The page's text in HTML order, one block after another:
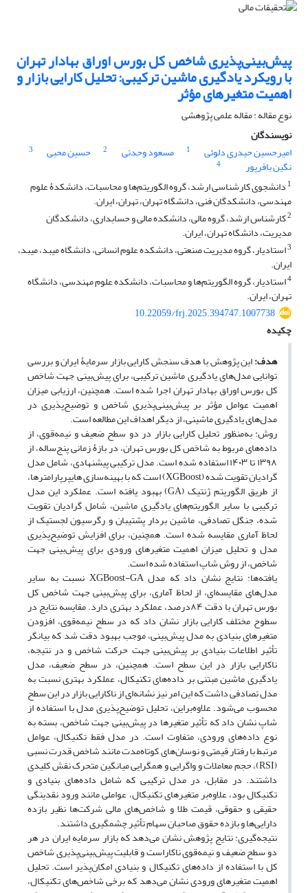
پیش‌‌بینی‌‌پذیری شاخص کل بورس اوراق بهادار تهران
با رویکرد یادگیری ماشین ترکیبی: تحلیل کارایی بازار و
اهمیت متغیرهای مؤثر
نوع مقاله : مقاله علمی پژوهشی
نویسندگان
امیرحسین حیدری دلوئی
1 مسعود وحدتی 2 حسین محبی 3
نگین باقرپور
4
1 دانشجوی کارشناسی ارشد، گروه الگوریتم‌ها و محاسبات، دانشکدۀ علوم‌
مهندسی، دانشکدگان فنی، دانشگاه تهران، تهران، ایران.
2کارشناس ارشد، گروه مالی، دانشکده مالی و حسابداری، دانشکدگان
مدیریت، دانشگاه تهران، ایران.
3استادیار، گروه مدیریت صنعتی، دانشکده علوم انسانی، دانشگاه میبد، میبد،
ایران.
4استادیار، گروه الگوریتم‌ها و محاسبات، دانشکده علوم مهندسی، دانشگاه
تهران، ایران.
10.22059/frj.2025.394747.1007738
چکیده
هدف:این پژوهش با هدف سنجش کارایی بازار سرمایۀ ایران و بررسی
توانایی مدل‌های یادگیری ماشین ترکیبی، برای پیش‌بینی جهت شاخص
کل بورس اوراق بهادار تهران اجرا شده است. همچنین، ارزیابی میزان
اهمیت عوامل مؤثر بر پیش‌بینی‌پذیری شاخص و توضیح‌پذیری در
مدل‌های یادگیری ماشینی، از دیگر اهداف این مطالعه است.
روش: به‌منظور تحلیل کارایی بازار در دو سطح ضعیف و نیمه‌قوی، از
داده‌های مربوط به شاخص کل بورس تهران، در بازۀ زمانی پنج‌ساله، از
۱۳۹۸ تا ۱۴۰۳ استفاده شده است. مدل ترکیبی پیشنهادی، شامل مدل
گرادیان تقویت شده (XGBoost) است که با بهینه‌سازی هایپرپارامترها،
از طریق الگوریتم ژنتیک (GA) بهبود یافته است. عملکرد این مدل
ترکیبی با سایر الگوریتم‌های یادگیری ماشین، شامل گرادیان تقویت
شده، جنگل تصادفی، ماشین بردار پشتیبان و رگرسیون لجستیک از
لحاظ آماری مقایسه شده است. همچنین، برای افزایش توضیح‌پذیری
مدل و تحلیل میزان اهمیت متغیرهای ورودی برای پیش‌بینی جهت
شاخص، از روش شاپ استفاده شده است.
یافته‌ها: نتایج نشان داد که مدل XGBoost-GA نسبت به سایر
مدل‌های مقایسه‌ای، از لحاظ آماری، برای پیش‌بینی جهت شاخص کل
بورس تهران با دقت ۸۴درصد، عملکرد بهتری دارد. مقایسه نتایج در
سطوح مختلف کارایی بازار نشان داد که در سطح نیمه‌قوی، افزودن
متغیرهای بنیادی به مدل پیش‌بینی، موجب بهبود دقت شد که بیانگر
تأثیر اطلاعات بنیادی بر پیش‌بینی جهت حرکت شاخص و در نتیجه،
ناکارایی بازار در این سطح است. همچنین، در سطح ضعیف، مدل
یادگیری ماشین مبتنی بر داده‌های تکنیکال، عملکرد بهتری نسبت به
مدل تصادفی داشت که این امر نیز نشانه‌ای از ناکارایی بازار در این سطح
محسوب می‌شود. علاوه‌براین، تحلیل توضیح‌پذیری مدل با استفاده از
شاپ نشان داد که تأثیر متغیرها در پیش‌بینی جهت شاخص، بسته به
نوع داده‌های ورودی، متفاوت است. در مدل فقط تکنیکال، عوامل
مرتبط با رفتار قیمتی و نوسان‌های کوتاه‌مدت مانند شاخص قدرت نسبی
(RSI)، حجم معاملات و واگرایی و همگرایی میانگین متحرک نقش کلیدی
داشتند. در مقابل، در مدل ترکیبی که شامل داده‌های بنیادی و
تکنیکال بود، علاوه‌بر متغیرهای تکنیکال، عواملی مانند ورود نقدینگی
حقیقی و حقوقی، قیمت طلا و شاخص‌های مالی شرکت‌ها نظیر بازده
دارایی‌ها و بازده حقوق صاحبان سهام تأثیر چشمگیری داشتند.
نتیجه‌گیری: نتایج پژوهش نشان می‌دهد که بازار سرمایه ایران در هر
دو سطح ضعیف و نیمه‌قوی ناکاراست و قابلیت پیش‌بینی‌پذیری شاخص
کل با استفاده از داده‌های تکنیکال و بنیادی امکان‌پذیر است. تحلیل
اهمیت متغیرهای ورودی نشان می‌دهد که برخی شاخص‌های تکنیکال،